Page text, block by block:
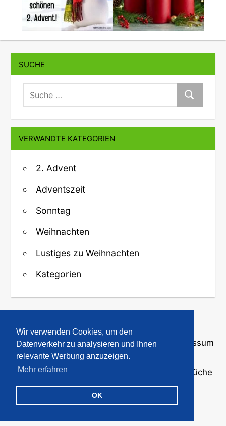
Wir verwenden Cookies, um den
Datenverkehr zu analysieren und Ihnen
relevante Werbung anzuzeigen.
Mehr erfahren
OK
SUCHE
suche:
Suche
VERWANDTE KATEGORIEN
2. Advent
Adventszeit
Sonntag
Weihnachten
Lustiges zu Weihnachten
Kategorien
↑ Zurück zum Anfang
Über uns·Kontakt·Datenschutz Impressum
© 2008-2026
· Bilder und Sprüche
für WhatsApp und Profile